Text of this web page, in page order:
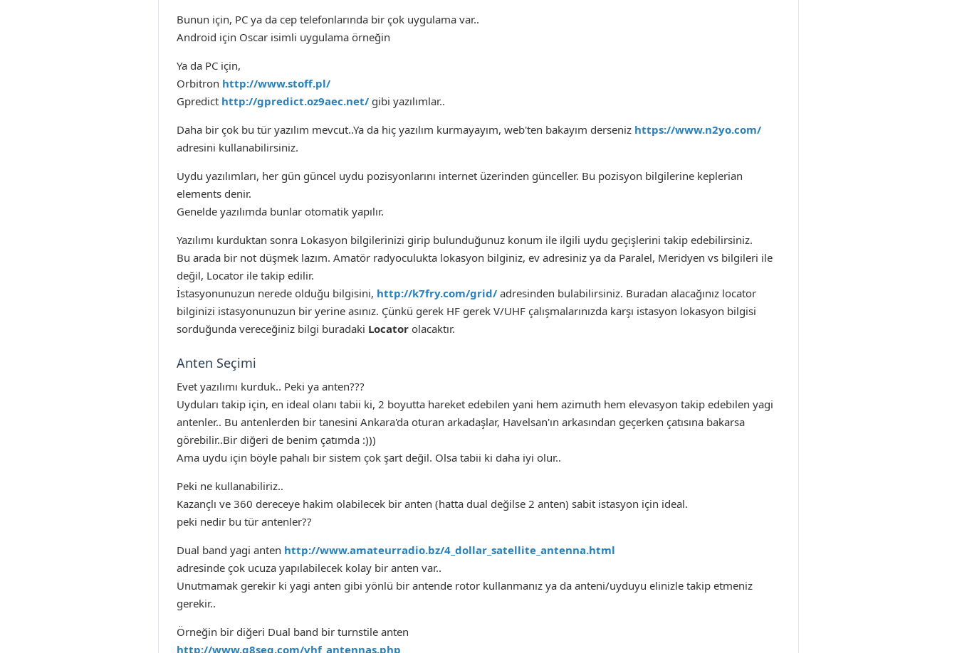
Bunun için, PC ya da cep telefonlarında bir çok uygulama var..
Android için Oscar isimli uygulama örneğin
Ya da PC için,
Orbitron http://www.stoff.pl/
Gpredict http://gpredict.oz9aec.net/ gibi yazılımlar..
Daha bir çok bu tür yazılım mevcut..Ya da hiç yazılım kurmayayım, web'ten bakayım derseniz https://www.n2yo.com/
adresini kullanabilirsiniz.
Uydu yazılımları, her gün güncel uydu pozisyonlarını internet üzerinden günceller. Bu pozisyon bilgilerine keplerian
elements denir.
Genelde yazılımda bunlar otomatik yapılır.
Yazılımı kurduktan sonra Lokasyon bilgilerinizi girip bulunduğunuz konum ile ilgili uydu geçişlerini takip edebilirsiniz.
Bu arada bir not düşmek lazım. Amatör radyoculukta lokasyon bilginiz, ev adresiniz ya da Paralel, Meridyen vs bilgileri ile
değil, Locator ile takip edilir.
İstasyonunuzun nerede olduğu bilgisini, http://k7fry.com/grid/ adresinden bulabilirsiniz. Buradan alacağınız locator
bilginizi istasyonunuzun bir yerine asınız. Çünkü gerek HF gerek V/UHF çalışmalarınızda karşı istasyon lokasyon bilgisi
sorduğunda vereceğiniz bilgi buradaki Locator olacaktır.
Anten Seçimi
Evet yazılımı kurduk.. Peki ya anten???
Uyduları takip için, en ideal olanı tabii ki, 2 boyutta hareket edebilen yani hem azimuth hem elevasyon takip edebilen yagi
antenler.. Bu antenlerden bir tanesini Ankara'da oturan arkadaşlar, Havelsan'ın arkasından geçerken çatısına bakarsa
görebilir..Bir diğeri de benim çatımda :)))
Ama uydu için böyle pahalı bir sistem çok şart değil. Olsa tabii ki daha iyi olur..
Peki ne kullanabiliriz..
Kazançlı ve 360 dereceye hakim olabilecek bir anten (hatta dual değilse 2 anten) sabit istasyon için ideal.
peki nedir bu tür antenler??
Dual band yagi anten http://www.amateurradio.bz/4_dollar_satellite_antenna.html
adresinde çok ucuza yapılabilecek kolay bir anten var..
Unutmamak gerekir ki yagi anten gibi yönlü bir antende rotor kullanmanız ya da anteni/uyduyu elinizle takip etmeniz
gerekir..
Örneğin bir diğeri Dual band bir turnstile anten
http://www.g8seq.com/vhf_antennas.php